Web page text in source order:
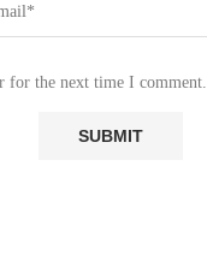
for the next time I comment.